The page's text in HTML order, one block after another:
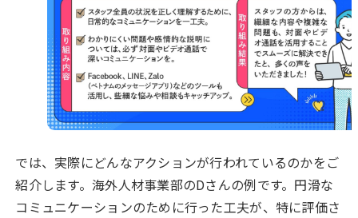
では、実際にどんなアクションが行われているのかをご
紹介します。海外人材事業部のDさんの例です。円滑な
コミュニケーションのために行った工夫が、特に評価さ